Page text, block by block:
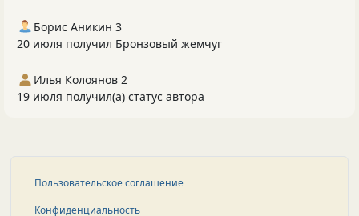
Борис Аникин 3
20 июля получил Бронзовый жемчуг
Илья Колоянов 2
19 июля получил(а) статус автора
Пользовательское соглашение
Конфиденциальность